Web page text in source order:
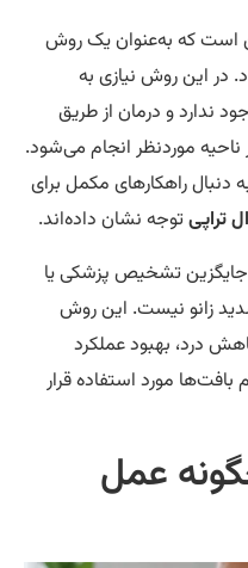
که به‌عنوان یک روش
روش نیازی به
و درمان از طریق
موردنظر انجام می‌شود.
راهکارهای مکمل برای
توجه نشان داده‌اند.
تشخیص پزشکی یا
نیست. این روش
بهبود عملکرد
مورد استفاده قرار
عمل